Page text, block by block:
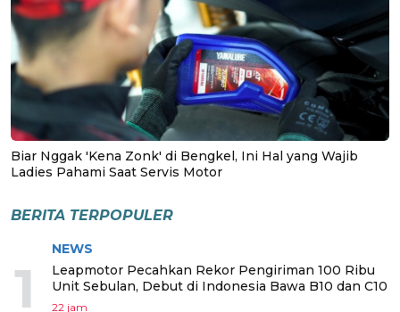
Biar Nggak 'Kena Zonk' di Bengkel, Ini Hal yang Wajib
Ladies Pahami Saat Servis Motor
BERITA TERPOPULER
1
NEWS
Leapmotor Pecahkan Rekor Pengiriman 100 Ribu
Unit Sebulan, Debut di Indonesia Bawa B10 dan C10
22 jam